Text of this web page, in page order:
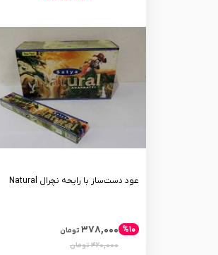
عود دست‌ساز با رایحه نچرال Natural
۳۷۸,۰۰۰ تومان
۴۲۰,۰۰۰تومان
%۱۰